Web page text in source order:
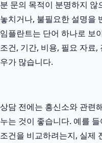
분 문의 목적이 분명하지
놓치거나, 불필요한 설명을
임플란트는 단어 하나로 보
조건, 기간, 비용, 필요 자료
우가 많습니다.
상담 전에는 흥신소와 관련
누는 것이 좋습니다. 예를
조건을 비교하려는지, 실제